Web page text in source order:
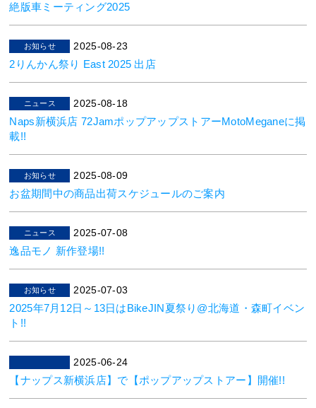
絶版車ミーティング2025
お知らせ 2025-08-23
2りんかん祭り East 2025 出店
ニュース 2025-08-18
Naps新横浜店 72JamポップアップストアーMotoMeganeに掲
載!!
お知らせ 2025-08-09
お盆期間中の商品出荷スケジュールのご案内
ニュース 2025-07-08
逸品モノ 新作登場!!
お知らせ 2025-07-03
2025年7月12日～13日はBikeJIN夏祭り@北海道・森町イベン
ト!!
2025-06-24
【ナップス新横浜店】で【ポップアップストアー】開催!!